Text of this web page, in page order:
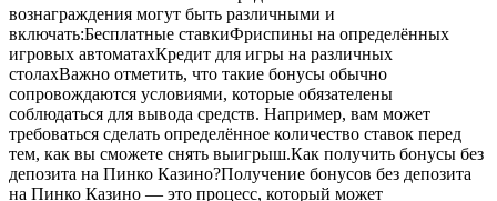
вознаграждения могут быть различными и
включать:Бесплатные ставкиФриспины на определённых
игровых автоматахКредит для игры на различных
столахВажно отметить, что такие бонусы обычно
сопровождаются условиями, которые обязателены
соблюдаться для вывода средств. Например, вам может
требоваться сделать определённое количество ставок перед
тем, как вы сможете снять выигрыш.Как получить бонусы без
депозита на Пинко Казино?Получение бонусов без депозита
на Пинко Казино — это процесс, который может